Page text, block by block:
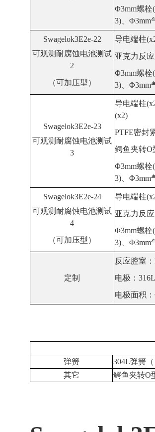
Φ3mm螺栓
3)、Φ3mm
Swagelok3E2e-22
可观测耐腐蚀电池测试
2
（可加压型）
导电端柱
亚克力 反
Φ3mm螺栓
3)、Φ3mm
Swagelok3E2e-23
可观测耐腐蚀电池测试
3
导电端柱
(x2)
PTFE密封
鳄鱼夹转O
Φ3mm螺栓
3)、Φ3mm
Swagelok3E2e-24
可观测耐腐蚀电池测试
4
（可加压型）
导电端柱
亚克力 反
Φ3mm螺栓
3)、Φ3mm
定制
反应腔室
电极：
电极面积：
弹簧 304L弹簧（
其它
鳄鱼夹转O